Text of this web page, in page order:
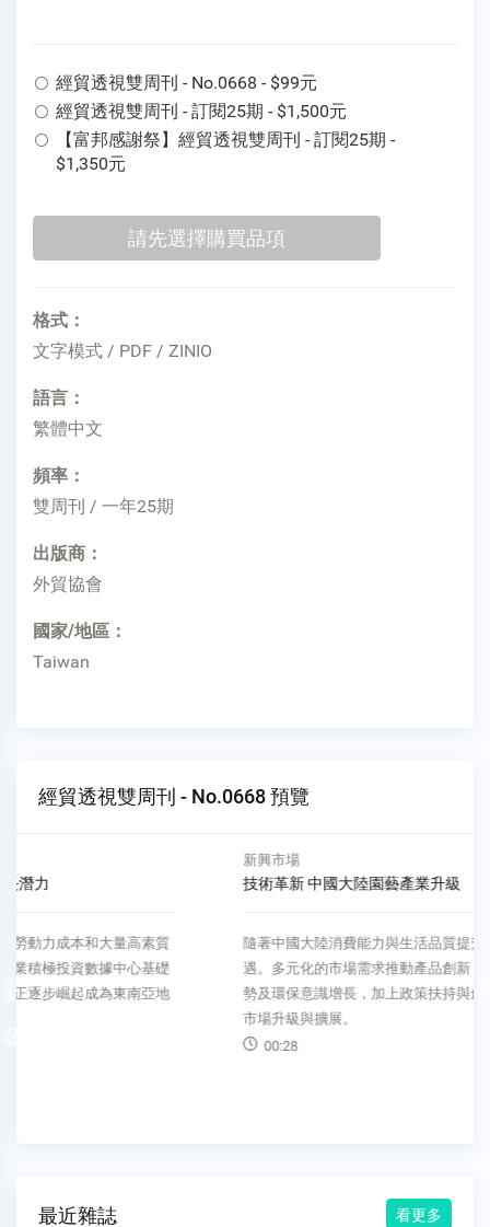
經貿透視雙周刊 - No.0668 - $99元
經貿透視雙周刊 - 訂閱25期 - $1,500元
【富邦感謝祭】經貿透視雙周刊 - 訂閱25期 -
$1,350元
格式：
文字模式 / PDF / ZINIO
語言：
繁體中文
頻率：
雙周刊 / 一年25期
出版商：
外貿協會
國家/地區：
Taiwan
經貿透視雙周刊 - No.0668 預覽
技術革新 中國大陸園藝產業升級
隨著中國大陸消費能力與生活品質提升，園藝產業迎來發展機
遇。多元化的市場需求推動產品創新，而人口增長、老齡化趨
勢及環保意識增長，加上政策扶持與創新技術應用，加速園藝
最近雜誌 看更多